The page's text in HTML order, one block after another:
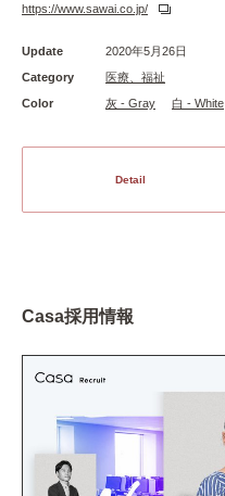
https://www.sawai.co.jp/
Update
2020年5月26日
Category
医療、福祉
Color
灰 - Gray 白 - White
Detail
Casa採用情報